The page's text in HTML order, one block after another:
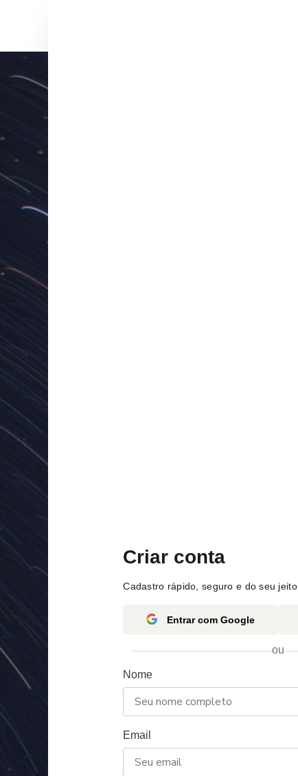
Criar conta
Cadastro rápido, seguro e do seu jeito.
Entrar com Google
ou
Nome
Email